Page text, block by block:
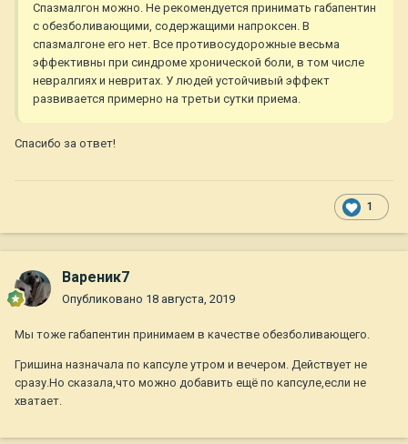
Спазмалгон можно. Не рекомендуется принимать габапентин
с обезболивающими, содержащими напроксен. В
спазмалгоне его нет. Все противосудорожные весьма
эффективны при синдроме хронической боли, в том числе
невралгиях и невритах. У людей устойчивый эффект
развивается примерно на третьи сутки приема.
Спасибо за ответ!
1
Вареник7
Опубликовано 18 августа, 2019
Мы тоже габапентин принимаем в качестве обезболивающего.
Гришина назначала по капсуле утром и вечером. Действует не
сразу.Но сказала,что можно добавить ещё по капсуле,если не
хватает.